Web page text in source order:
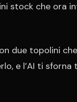
stock che ora
due topolini
e l’AI ti